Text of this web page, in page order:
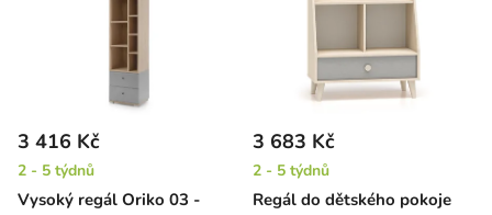
Vysoký regál Oriko 03 -
3 416 Kč
2 - 5 týdnů
Regál do dětského pokoje
3 683 Kč
2 - 5 týdnů